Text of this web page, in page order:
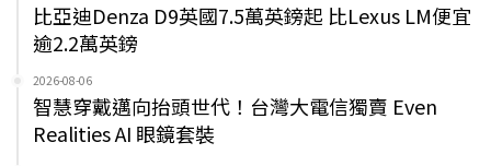
比亞迪Denza D9英國7.5萬英鎊起 比Lexus LM便宜
逾2.2萬英鎊
2026-08-06
智慧穿戴邁向抬頭世代！台灣大電信獨賣 Even
Realities AI 眼鏡套裝